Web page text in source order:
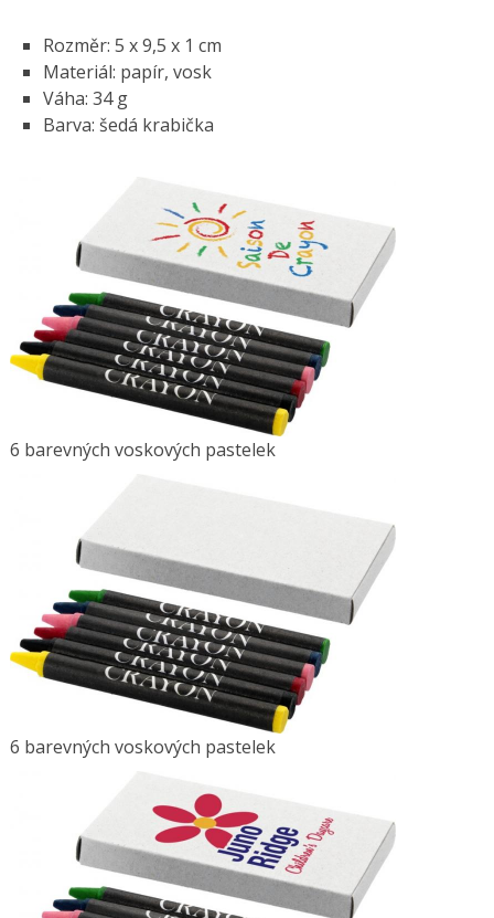
Rozměr: 5 x 9,5 x 1 cm
Materiál: papír, vosk
Váha: 34 g
Barva: šedá krabička
6 barevných voskových pastelek
6 barevných voskových pastelek